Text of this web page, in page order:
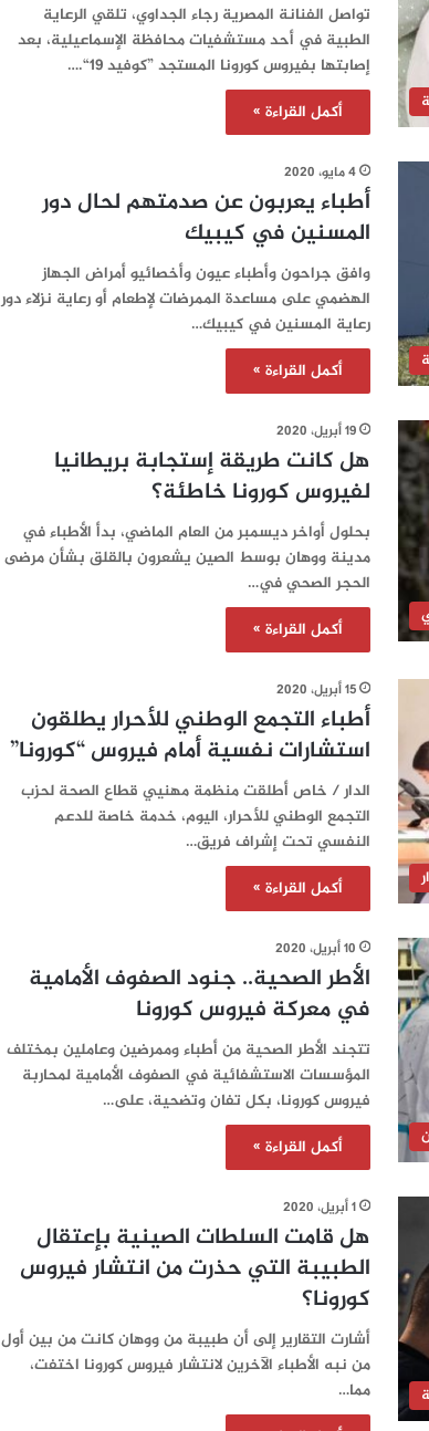
تواصل الفنانة المصرية رجاء الجداوي، تلقي الرعاية
الطبية في أحد مستشفيات محافظة الإسماعيلية، بعد
إصابتها بفيروس كورونا المستجد ”كوفيد 19“.…
أكمل القراءة »
4 مايو، 2020
أطباء يعربون عن صدمتهم لحال دور
المسنين في كيبيك
وافق جراحون وأطباء عيون وأخصائيو أمراض الجهاز
الهضمي على مساعدة الممرضات لإطعام أو رعاية نزلاء دور
رعاية المسنين في كيبيك…
أكمل القراءة »
19 أبريل، 2020
هل كانت طريقة إستجابة بريطانيا
لفيروس كورونا خاطئة؟
بحلول أواخر ديسمبر من العام الماضي، بدأ الأطباء في
مدينة ووهان بوسط الصين يشعرون بالقلق بشأن مرضى
الحجر الصحي في…
أكمل القراءة »
15 أبريل، 2020
أطباء التجمع الوطني للأحرار يطلقون
استشارات نفسية أمام فيروس “كورونا”
الدار / خاص أطلقت منظمة مهنيي قطاع الصحة لحزب
التجمع الوطني للأحرار، اليوم، خدمة خاصة للدعم
النفسي تحت إشراف فريق…
أكمل القراءة »
10 أبريل، 2020
الأطر الصحية.. جنود الصفوف الأمامية
في معركة فيروس كورونا
تتجند الأطر الصحية من أطباء وممرضين وعاملين بمختلف
المؤسسات الاستشفائية في الصفوف الأمامية لمحاربة
فيروس كورونا، بكل تفان وتضحية، على…
أكمل القراءة »
1 أبريل، 2020
هل قامت السلطات الصينية بإعتقال
الطبيبة التي حذرت من انتشار فيروس
كورونا؟
أشارت التقارير إلى أن طبيبة من ووهان كانت من بين أول
من نبه الأطباء الآخرين لانتشار فيروس كورونا اختفت،
مما…